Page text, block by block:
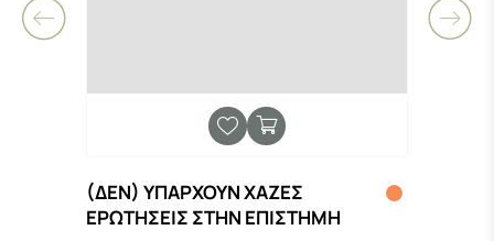
(ΔΕΝ) ΥΠΑΡΧΟΥΝ ΧΑΖΕΣ
ΕΡΩΤΗΣΕΙΣ ΣΤΗΝ ΕΠΙΣΤΗΜΗ